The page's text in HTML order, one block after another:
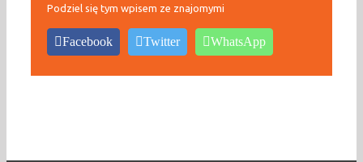
Podziel się tym wpisem ze znajomymi
Facebook Twitter WhatsApp